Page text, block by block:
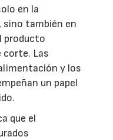
en la
sino también en
producto
corte. Las
y los
un papel
que el